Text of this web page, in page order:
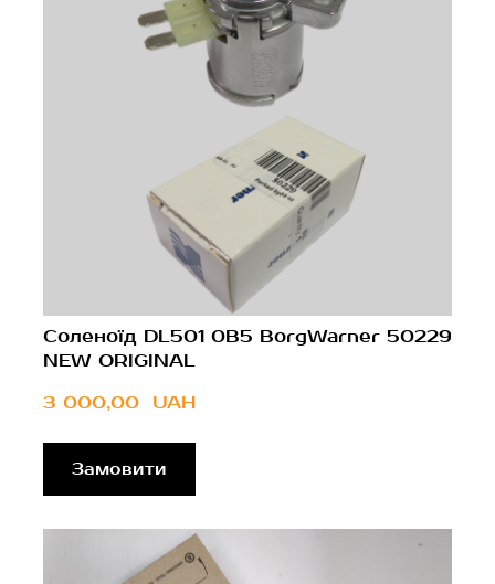
Соленоїд DL501 0B5 BorgWarner 50229
NEW ORIGINAL
3 000,00  UAH
Замовити